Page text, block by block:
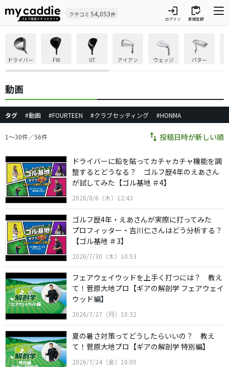
クチコミ 54,053件 login
ログイン
inventory
新規登録
ドライバー FW UT アイアン ウェッジ パター
動画
タグ #動画 #FOURTEEN #クラブセッティング #HONMA
1〜30件／56件 swap_vert 投稿日時が新しい順
ドライバーに鉛を貼ってカチャカチャ機能を調
整するとどうなる？ ゴルフ歴4年のえあさん
が試してみた【ゴル基地 ＃4】
2026/8/6（木）12:43
ゴルフ歴4年・えあさんが実際に打ってみた
プロフィッター・吉川仁さんはどう分析する？
【ゴル基地 ＃3】
2026/7/30（木）10:53
フェアウェイウッドを上手く打つには？ 教え
て！菅原大地プロ【ギアの解剖学 フェアウェイ
ウッド編】
2026/7/27（月）10:32
夏の暑さ対策ってどうしたらいいの？ 教え
て！菅原大地プロ【ギアの解剖学 特別編】
2026/7/24（金）10:00